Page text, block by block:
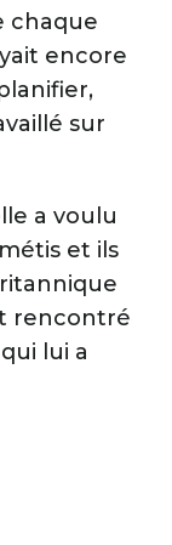
chaque
encore
sur
a voulu
et ils
rencontré
lui a